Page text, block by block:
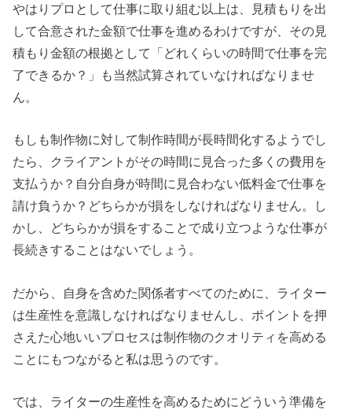
やはりプロとして仕事に取り組む以上は、見積もりを出
して合意された金額で仕事を進めるわけですが、その見
積もり金額の根拠として「どれくらいの時間で仕事を完
了できるか？」も当然試算されていなければなりませ
ん。
もしも制作物に対して制作時間が長時間化するようでし
たら、クライアントがその時間に見合った多くの費用を
支払うか？自分自身が時間に見合わない低料金で仕事を
請け負うか？どちらかが損をしなければなりません。し
かし、どちらかが損をすることで成り立つような仕事が
長続きすることはないでしょう。
だから、自身を含めた関係者すべてのために、ライター
は生産性を意識しなければなりませんし、ポイントを押
さえた心地いいプロセスは制作物のクオリティを高める
ことにもつながると私は思うのです。
では、ライターの生産性を高めるためにどういう準備を